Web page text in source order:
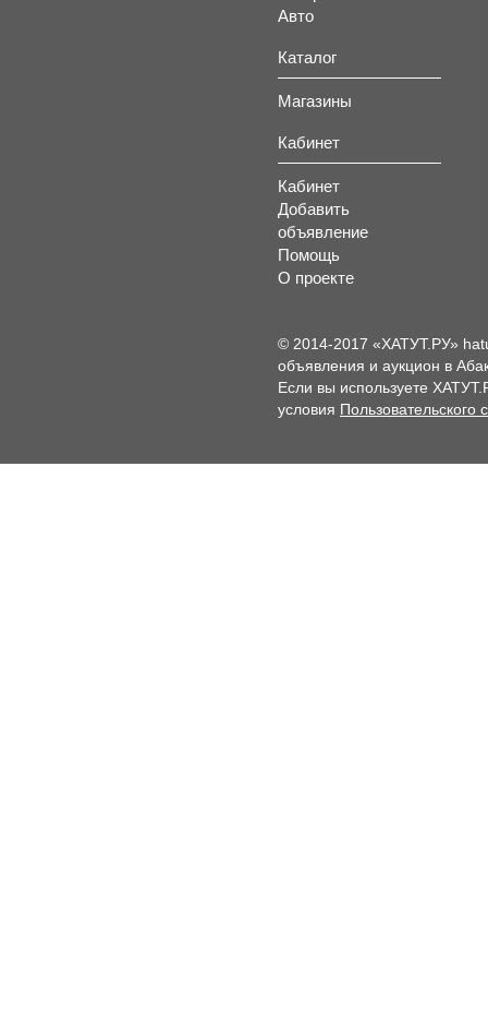
Авто
Каталог
Магазины
Кабинет
Кабинет
Добавить
объявление
Помощь
О проекте
© 2014-2017 «ХАТУТ.РУ»
объявления и аукцион в
Если вы используете
условия Пользовательского